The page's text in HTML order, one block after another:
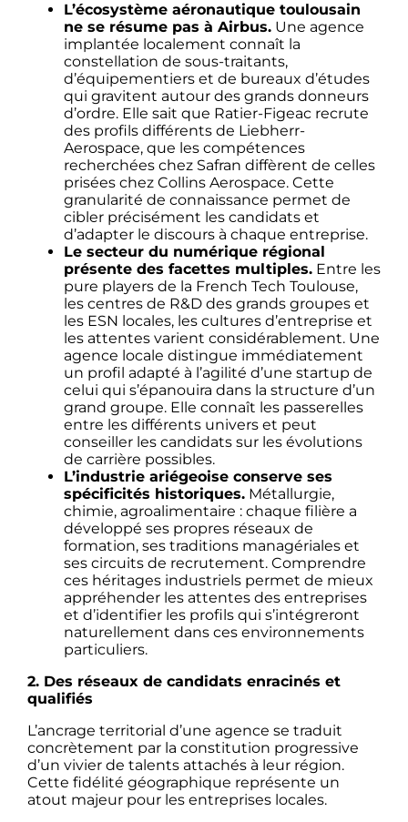
L’écosystème aéronautique toulousain
ne se résume pas à Airbus.Une agence
implantée localement connaît la
constellation de sous-traitants,
d’équipementiers et de bureaux d’études
qui gravitent autour des grands donneurs
d’ordre. Elle sait que Ratier-Figeac recrute
des profils différents de Liebherr-
Aerospace, que les compétences
recherchées chez Safran diffèrent de celles
prisées chez Collins Aerospace. Cette
granularité de connaissance permet de
cibler précisément les candidats et
d’adapter le discours à chaque entreprise.
Le secteur du numérique régional
présente des facettes multiples.Entre les
pure players de la French Tech Toulouse,
les centres de R&D des grands groupes et
les ESN locales, les cultures d’entreprise et
les attentes varient considérablement. Une
agence locale distingue immédiatement
un profil adapté à l’agilité d’une startup de
celui qui s’épanouira dans la structure d’un
grand groupe. Elle connaît les passerelles
entre les différents univers et peut
conseiller les candidats sur les évolutions
de carrière possibles.
L’industrie ariégeoise conserve ses
spécificités historiques.Métallurgie,
chimie, agroalimentaire : chaque filière a
développé ses propres réseaux de
formation, ses traditions managériales et
ses circuits de recrutement. Comprendre
ces héritages industriels permet de mieux
appréhender les attentes des entreprises
et d’identifier les profils qui s’intégreront
naturellement dans ces environnements
particuliers.
2. Des réseaux de candidats enracinés et
qualifiés
L’ancrage territorial d’une agence se traduit
concrètement par la constitution progressive
d’un vivier de talents attachés à leur région.
Cette fidélité géographique représente un
atout majeur pour les entreprises locales.